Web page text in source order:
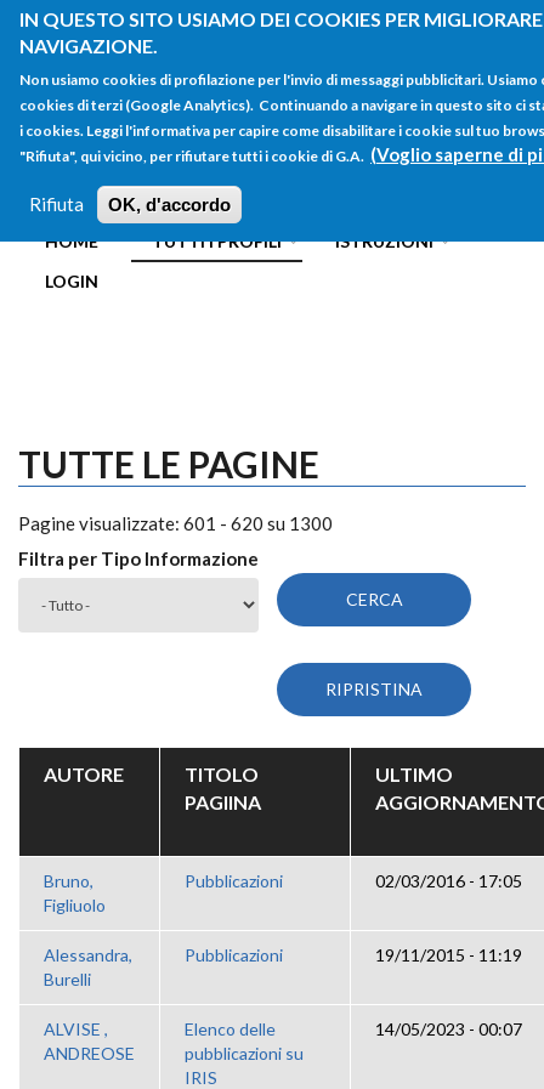
IN QUESTO SITO USIAMO DEI COOKIES PER
NAVIGAZIONE.
Non usiamo cookies di profilazione per l'invio di messaggi pubblicitari. Usiamo
cookies di terzi (Google Analytics). Continuando a navigare in questo sito ci
i cookies. Leggi l'informativa per capire come disabilitare i cookie sul tuo
"Rifiuta", qui vicino, per rifiutare tutti i cookie di G.A. (Voglio saperne di
Rifiuta OK, d'accordo
Salta al contenuto principale
FORM
DI
RICERCA
Main menu
HOME TUTTI I PROFILI
ISTRUZIONI
LOGIN
TUTTE LE PAGINE
Pagine visualizzate: 601 - 620 su 1300
Filtra per Tipo Informazione
AUTORE
TITOLO
PAGIINA
ULTIMO
Bruno,
Figliuolo
Pubblicazioni 02/03/2016 - 17:05
Alessandra,
Burelli
Pubblicazioni 19/11/2015 - 11:19
ALVISE ,
ANDREOSE
Elenco delle
pubblicazioni su
IRIS
14/05/2023 - 00:07